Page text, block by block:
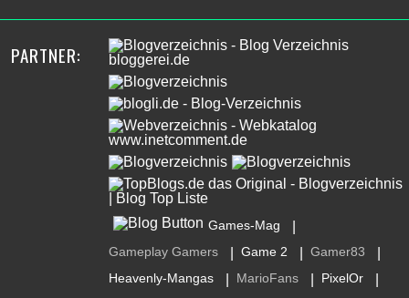
PARTNER:
Games-Mag
Gameplay Gamers Game 2 Gamer83
Heavenly-Mangas MarioFans PixelOr